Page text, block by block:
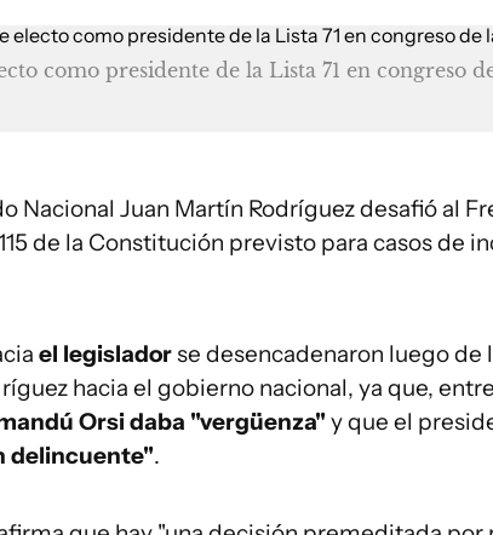
como presidente de la Lista 71 en congreso
Nacional Juan Martín Rodríguez desafió al
de la Constitución previsto para casos de
el legisladorse desencadenaron luego de
hacia el gobierno nacional, ya que,
Orsi daba "vergüenza"y que el
delincuente".